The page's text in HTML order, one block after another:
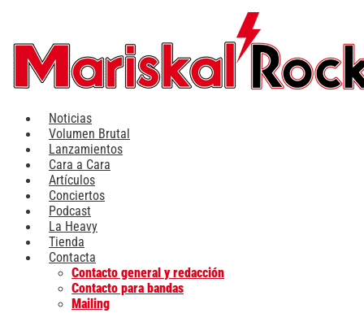
contenido
Noticias
Volumen Brutal
Lanzamientos
Cara a Cara
Artículos
Conciertos
Podcast
La Heavy
Tienda
Contacta
Contacto general y redacción
Contacto para bandas
Mailing